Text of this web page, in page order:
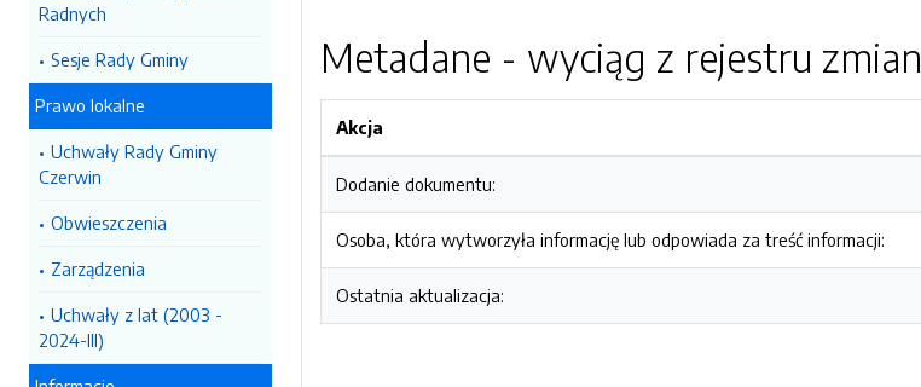
Radnych
Sesje Rady Gminy
Prawo lokalne
Uchwały Rady Gminy
Czerwin
Obwieszczenia
Zarządzenia
Uchwały z lat (2003 -
2024-III)
Metadane - wyciąg z rejestru zmian
Akcja
Dodanie dokumentu:
Osoba, która wytworzyła informację lub odpowiada za treść informacji:
Ostatnia aktualizacja: